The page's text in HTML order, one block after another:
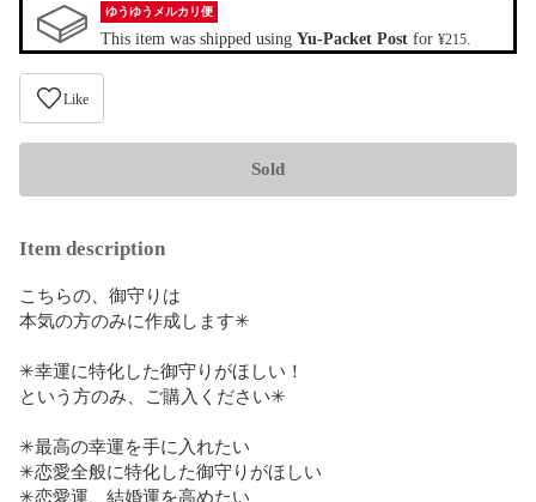
ゆうゆうメルカリ便
This item was shipped using Yu-Packet Post for ¥215
Like
Sold
Item description
こちらの、御守りは
本気の方のみに作成します✳︎
✳︎幸運に特化した御守りがほしい！
という方のみ、ご購入ください✳︎
✳︎最高の幸運を手に入れたい
✳︎恋愛全般に特化した御守りがほしい
✳︎恋愛運、結婚運を高めたい